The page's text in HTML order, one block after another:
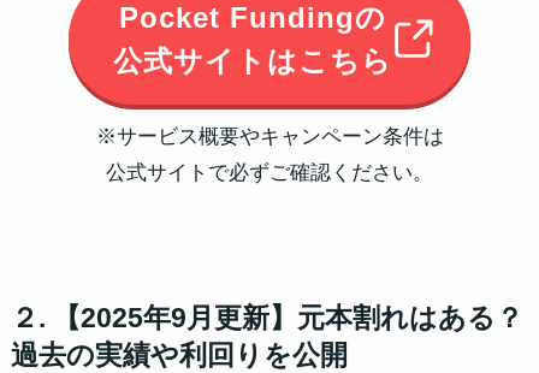
Pocket Fundingの
公式サイトはこちら
※サービス概要やキャンペーン条件は
公式サイトで必ずご確認ください。
２. 【2025年9月更新】元本割れはある？
過去の実績や利回りを公開